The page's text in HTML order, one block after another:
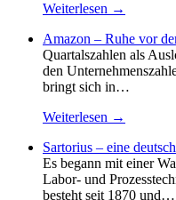
Weiterlesen →
Amazon – Ruhe vor
Quartalszahlen als
den
bringt sich in…
Weiterlesen →
Sartorius – eine
Es begann mit einer
Labor- und
besteht seit 1870 und…